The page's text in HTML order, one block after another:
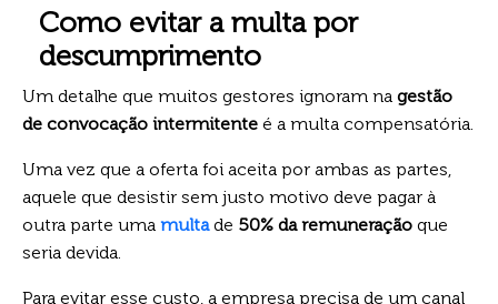
Como evitar a multa por
descumprimento
Um detalhe que muitos gestores ignoram na gestão
de convocação intermitente é a multa compensatória.
Uma vez que a oferta foi aceita por ambas as partes,
aquele que desistir sem justo motivo deve pagar à
outra parte uma multade 50% da remuneração que
seria devida.
Para evitar esse custo, a empresa precisa de um canal